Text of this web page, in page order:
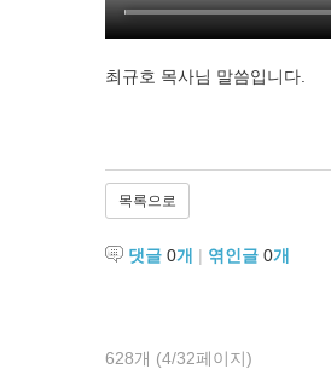
최규호 목사님 말씀입니다.
목록으로
댓글 0개 | 엮인글 0개
628개 (4/32페이지)